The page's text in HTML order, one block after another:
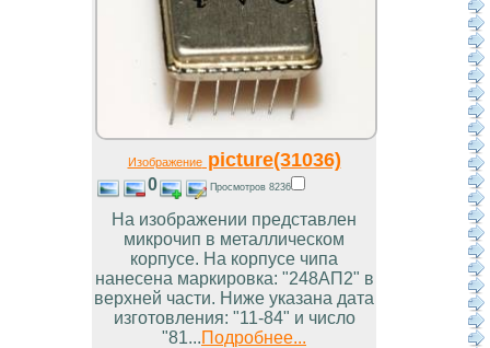
Изображениеpicture(31036)
0 Просмотров 8236
На изображении представлен
микрочип в металлическом
корпусе. На корпусе чипа
нанесена маркировка: "248АП2" в
верхней части. Ниже указана дата
изготовления: "11-84" и число
"81...Подробнее...